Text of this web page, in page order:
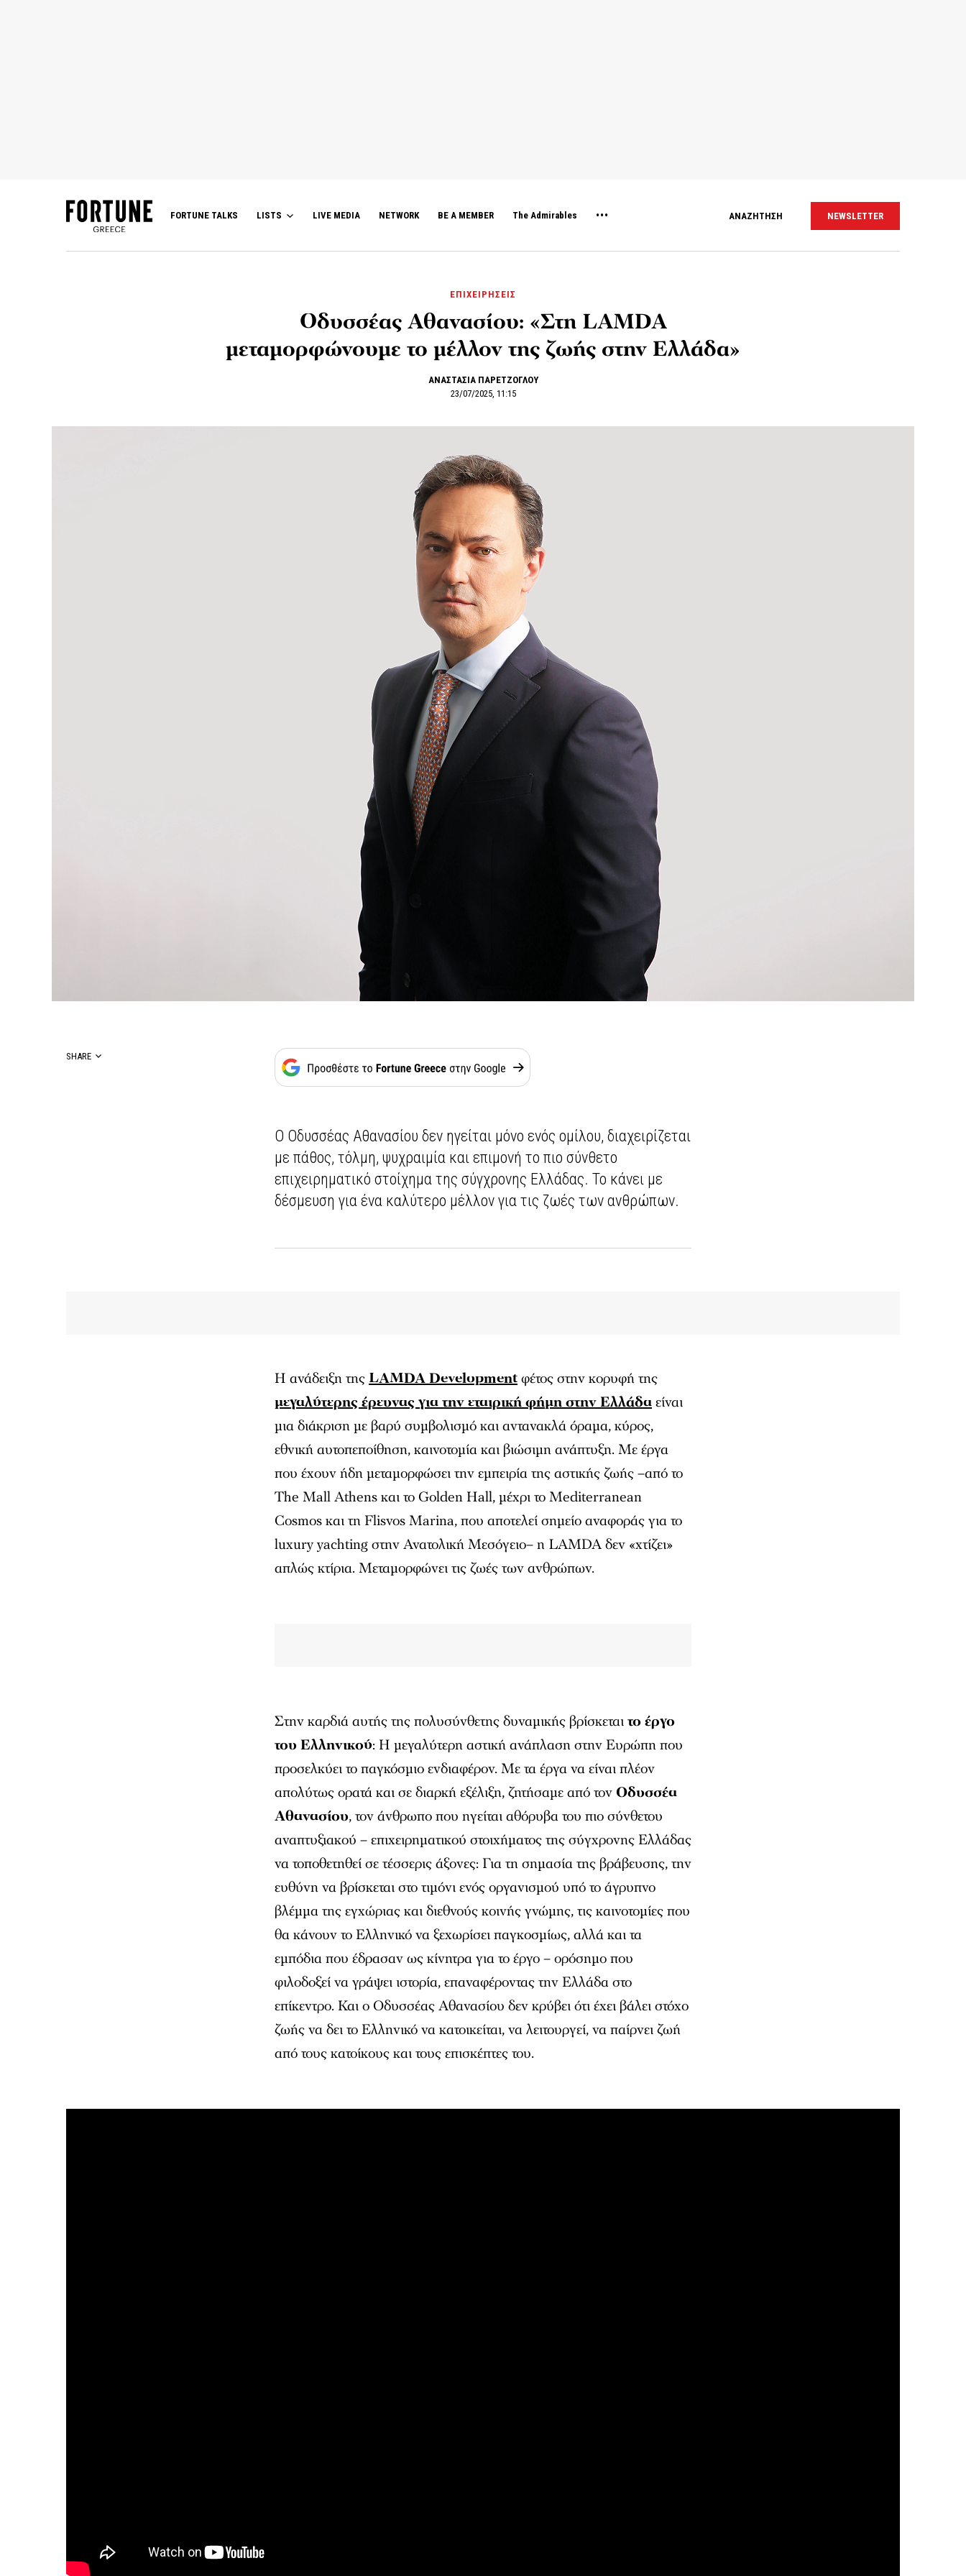
FORTUNE TALKS LISTS LIVE MEDIA NETWORK BE A MEMBER The Admirables ΑΝΑΖΗΤΗΣΗ NEWSLETTER
ΕΠΙΧΕΙΡΗΣΕΙΣ
Οδυσσέας Αθανασίου: «Στη LAMDA
μεταμορφώνουμε το μέλλον της ζωής στην Ελλάδα»
ΑΝΑΣΤΑΣΙΑ ΠΑΡΕΤΖΟΓΛΟΥ
23/07/2025, 11:15
SHARE
Ο Οδυσσέας Αθανασίου δεν ηγείται μόνο ενός ομίλου, διαχειρίζεται
με πάθος, τόλμη, ψυχραιμία και επιμονή το πιο σύνθετο
επιχειρηματικό στοίχημα της σύγχρονης Ελλάδας. Το κάνει με
δέσμευση για ένα καλύτερο μέλλον για τις ζωές των ανθρώπων.
Η ανάδειξη της LAMDA Developmentφέτος στην κορυφή της
μεγαλύτερης έρευνας για την εταιρική φήμη στην Ελλάδαείναι
μια διάκριση με βαρύ συμβολισμό και αντανακλά όραμα, κύρος,
εθνική αυτοπεποίθηση, καινοτομία και βιώσιμη ανάπτυξη. Με έργα
που έχουν ήδη μεταμορφώσει την εμπειρία της αστικής ζωής –από το
The Mall Athens και το Golden Hall, μέχρι το Mediterranean
Cosmos και τη Flisvos Marina, που αποτελεί σημείο αναφοράς για το
luxury yachting στην Ανατολική Μεσόγειο– η LAMDA δεν «χτίζει»
απλώς κτίρια. Μεταμορφώνει τις ζωές των ανθρώπων.
Στην καρδιά αυτής της πολυσύνθετης δυναμικής βρίσκεταιτο έργο
του Ελληνικού: Η μεγαλύτερη αστική ανάπλαση στην Ευρώπη που
προσελκύει το παγκόσμιο ενδιαφέρον. Με τα έργα να είναι πλέον
απολύτως ορατά και σε διαρκή εξέλιξη, ζητήσαμε από τονΟδυσσέα
Αθανασίου, τον άνθρωπο που ηγείται αθόρυβα του πιο σύνθετου
αναπτυξιακού – επιχειρηματικού στοιχήματος της σύγχρονης Ελλάδας
να τοποθετηθεί σε τέσσερις άξονες: Για τη σημασία της βράβευσης, την
ευθύνη να βρίσκεται στο τιμόνι ενός οργανισμού υπό το άγρυπνο
βλέμμα της εγχώριας και διεθνούς κοινής γνώμης, τις καινοτομίες που
θα κάνουν το Ελληνικό να ξεχωρίσει παγκοσμίως, αλλά και τα
εμπόδια που έδρασαν ως κίνητρα για το έργο – ορόσημο που
φιλοδοξεί να γράψει ιστορία, επαναφέροντας την Ελλάδα στο
επίκεντρο. Και ο Οδυσσέας Αθανασίου δεν κρύβει ότι έχει βάλει στόχο
ζωής να δει το Ελληνικό να κατοικείται, να λειτουργεί, να παίρνει ζωή
από τους κατοίκους και τους επισκέπτες του.